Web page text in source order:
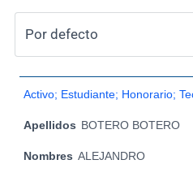
Activo; Estudiante; Honorario;
Apellidos BOTERO BOTERO
Nombres ALEJANDRO